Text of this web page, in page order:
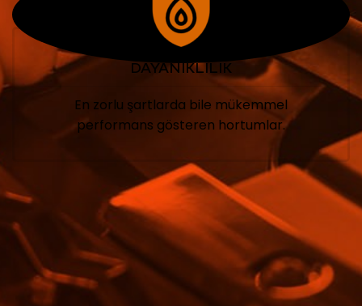
DAYANIKLILIK
En zorlu şartlarda bile mükemmel
performans gösteren hortumlar.